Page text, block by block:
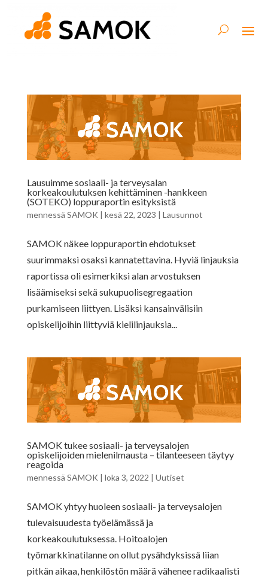
Lausuimme sosiaali- ja terveysalan
korkeakoulutuksen kehittäminen -hankkeen
(SOTEKO) loppuraportin esityksistä
mennessä SAMOK | kesä 22, 2023 | Lausunnot
SAMOK näkee loppuraportin ehdotukset
suurimmaksi osaksi kannatettavina. Hyviä linjauksia
raportissa oli esimerkiksi alan arvostuksen
lisäämiseksi sekä sukupuolisegregaation
purkamiseen liittyen. Lisäksi kansainvälisiin
opiskelijoihin liittyviä kielilinjauksia...
SAMOK tukee sosiaali- ja terveysalojen
opiskelijoiden mielenilmausta – tilanteeseen täytyy
reagoida
mennessä SAMOK | loka 3, 2022 | Uutiset
SAMOK yhtyy huoleen sosiaali- ja terveysalojen
tulevaisuudesta työelämässä ja
korkeakoulutuksessa. Hoitoalojen
työmarkkinatilanne on ollut pysähdyksissä liian
pitkän aikaa, henkilöstön määrä vähenee radikaalisti